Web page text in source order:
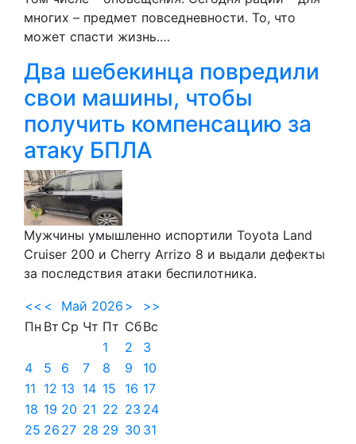
многих – предмет повседневности. То, что
может спасти жизнь.…
Два шебекинца повредили
свои машины, чтобы
получить компенсацию за
атаку БПЛА
Мужчины умышленно испортили Toyota Land
Cruiser 200 и Cherry Arrizo 8 и выдали дефекты
за последствия атаки беспилотника.
<< < Май 2026 >
>>
Пн Вт Ср Чт Пт СбВс
1
2
3
4
5 6 7 8 9
10
11 12 13 14 15 16 17
18 19 20 21 22 23 24
25 26 27 28 29 30 31